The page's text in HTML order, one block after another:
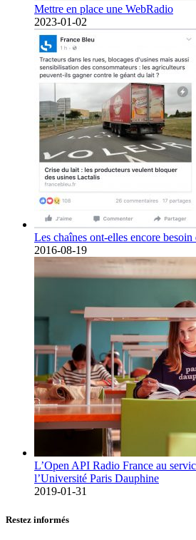
Mettre en place une WebRadio
2023-01-02
Les chaînes ont-elles encore besoin
2016-08-19
L’Open API Radio France au
l’Université Paris Dauphine
2019-01-31
Restez informés